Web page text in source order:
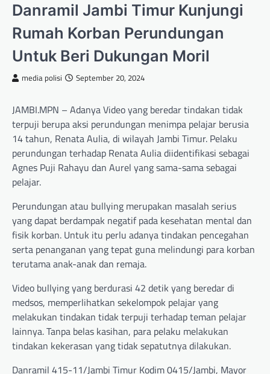
Danramil Jambi Timur Kunjungi
Rumah Korban Perundungan
Untuk Beri Dukungan Moril
media polisi September 20, 2024
JAMBI.MPN – Adanya Video yang beredar tindakan tidak
terpuji berupa aksi perundungan menimpa pelajar berusia
14 tahun, Renata Aulia, di wilayah Jambi Timur. Pelaku
perundungan terhadap Renata Aulia diidentifikasi sebagai
Agnes Puji Rahayu dan Aurel yang sama-sama sebagai
pelajar.
Perundungan atau bullying merupakan masalah serius
yang dapat berdampak negatif pada kesehatan mental dan
fisik korban. Untuk itu perlu adanya tindakan pencegahan
serta penanganan yang tepat guna melindungi para korban
terutama anak-anak dan remaja.
Video bullying yang berdurasi 42 detik yang beredar di
medsos, memperlihatkan sekelompok pelajar yang
melakukan tindakan tidak terpuji terhadap teman pelajar
lainnya. Tanpa belas kasihan, para pelaku melakukan
tindakan kekerasan yang tidak sepatutnya dilakukan.
Danramil 415-11/Jambi Timur Kodim 0415/Jambi, Mayor